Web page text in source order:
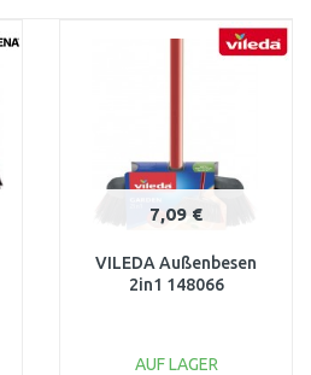
7,09 €
VILEDA Außenbesen
2in1 148066
AUF LAGER